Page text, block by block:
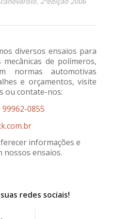
diversos ensaios para
de polímeros,
normas automotivas
e orçamentos, visite
ou contate-nos:
99962-0855
informações e
nossos ensaios.
redes sociais!